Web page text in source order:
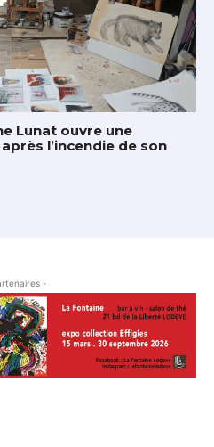
Lunat ouvre une
l’incendie de son
-